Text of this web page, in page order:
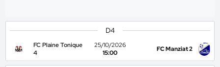
D4
FC Plaine Tonique
4
25/10/2026
15:00
FC Manziat 2